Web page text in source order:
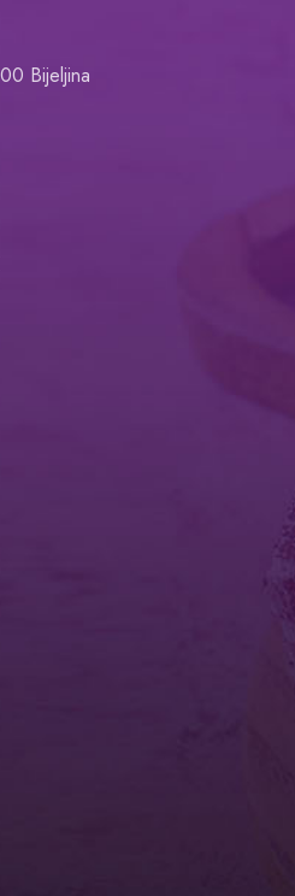
Bijeljina